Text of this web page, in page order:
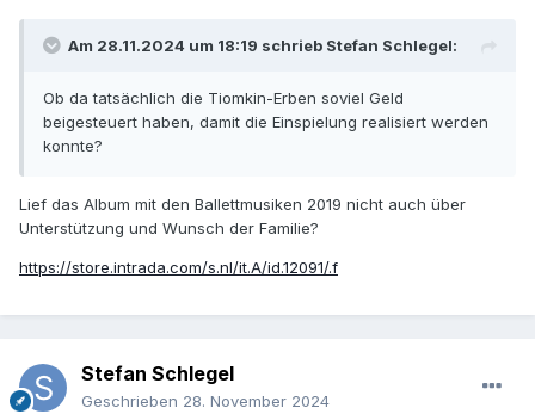
Am 28.11.2024 um 18:19 schrieb Stefan Schlegel:
Ob da tatsächlich die Tiomkin-Erben soviel Geld
beigesteuert haben, damit die Einspielung realisiert werden
konnte?
Lief das Album mit den Ballettmusiken 2019 nicht auch über
Unterstützung und Wunsch der Familie?
https://store.intrada.com/s.nl/it.A/id.12091/.f
Stefan Schlegel
Geschrieben 28. November 2024